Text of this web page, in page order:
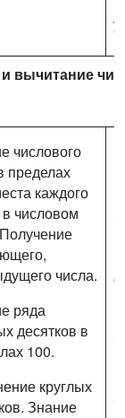
числового
пределах
каждого
числовом
числа.
ряда
десятков в
100.
круглых
Знание